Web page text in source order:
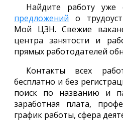
Найдите работу уже
предложений о
Мой ЦЗН. Свежие
центра занятости и
прямых работодателей
Контакты всех
бесплатно и без
поиск по названию и
заработная плата,
график работы, сфера